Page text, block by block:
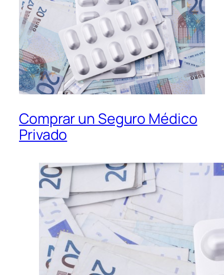
Comprar un Seguro Médico
Privado